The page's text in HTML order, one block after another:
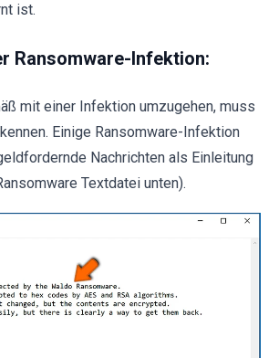
ist.
Ransomware-Infektion:
mit einer Infektion umzugehen, muss
Einige Ransomware-Infektion
Nachrichten als Einleitung
Textdatei unten).